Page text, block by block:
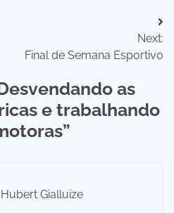
Next:
Final de Semana Esportivo
as
e trabalhando
”
Gialluize